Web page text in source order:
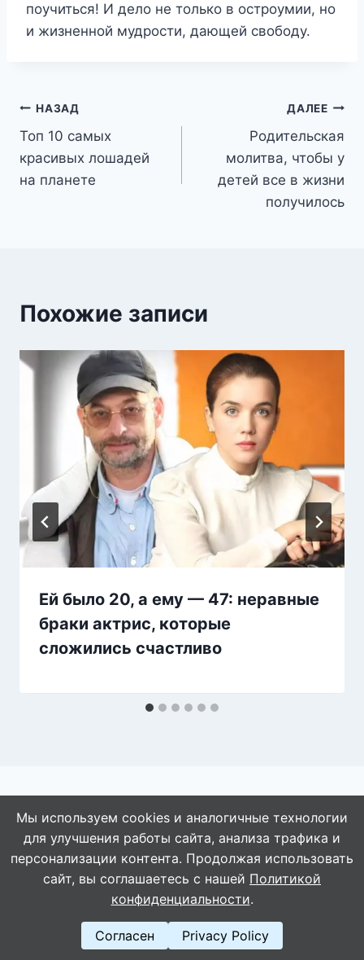
поучиться! И дело не только в остроумии, но
и жизненной мудрости, дающей свободу.
Навигация
по
записям
НАЗАД
Топ 10 самых
красивых лошадей
на планете
ДАЛЕЕ
Родительская
молитва, чтобы у
детей все в жизни
получилось
Похожие записи
Ей было 20, а ему — 47: неравные
браки актрис, которые
сложились счастливо
© 2026 АбАлдеть!
Мы используем cookies и аналогичные технологии
для улучшения работы сайта, анализа трафика и
персонализации контента. Продолжая использовать
сайт, вы соглашаетесь с нашей Политикой
конфиденциальности.
Согласен Privacy Policy